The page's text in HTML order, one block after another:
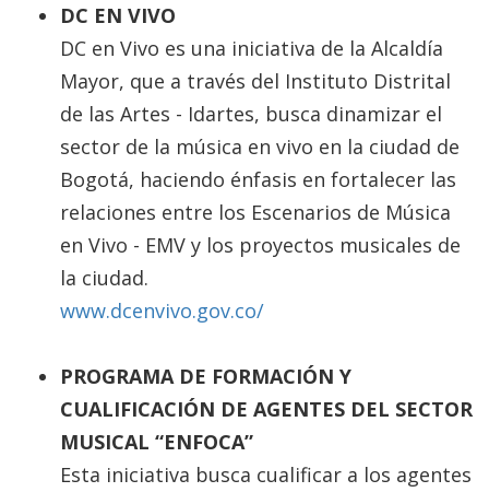
DC EN VIVO
DC en Vivo es una iniciativa de la Alcaldía
Mayor, que a través del Instituto Distrital
de las Artes - Idartes, busca dinamizar el
sector de la música en vivo en la ciudad de
Bogotá, haciendo énfasis en fortalecer las
relaciones entre los Escenarios de Música
en Vivo - EMV y los proyectos musicales de
la ciudad.
www.dcenvivo.gov.co/
PROGRAMA DE FORMACIÓN Y
CUALIFICACIÓN DE AGENTES DEL SECTOR
MUSICAL “ENFOCA”
Esta iniciativa busca cualificar a los agentes